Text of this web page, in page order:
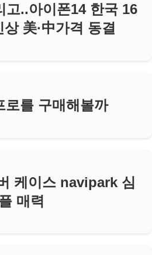
고..아이폰14 한국 16
美·中가격 동결
로를 구매해볼까
케이스 navipark 심
매력